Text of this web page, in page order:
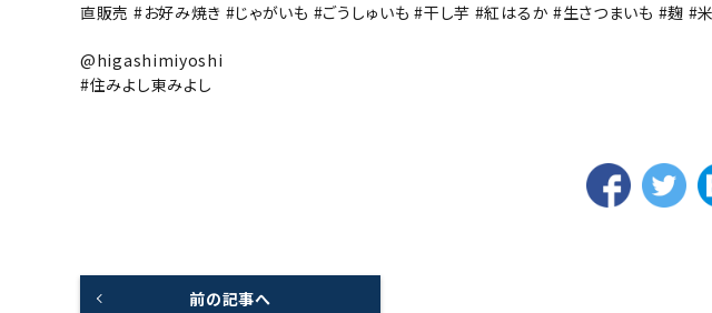
直販売 #お好み焼き #じゃがいも #ごうしゅいも #干し芋 #紅はるか #生さつまいも #麹
@higashimiyoshi
#住みよし東みよし
前の記事へ